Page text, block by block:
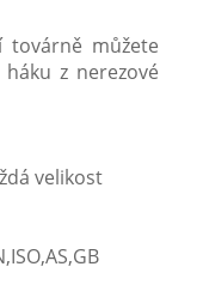
můžete
z nerezové
velikost